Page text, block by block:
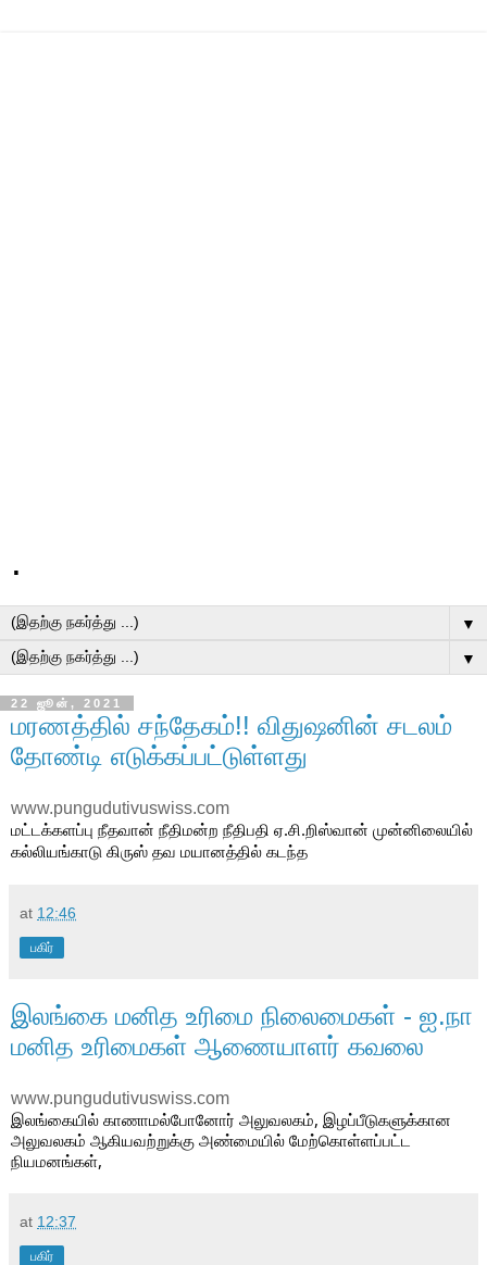
.
▼
▼
22 ஜூன், 2021
மரணத்தில் சந்தேகம்!! விதுஷனின் சடலம்
தோண்டி எடுக்கப்பட்டுள்ளது
www.pungudutivuswiss.com
மட்டக்களப்பு நீதவான் நீதிமன்ற நீதிபதி ஏ.சி.றிஸ்வான் முன்னிலையில்
கல்லியங்காடு கிருஸ் தவ மயானத்தில் கடந்த
at 12:46
பகிர்
இலங்கை மனித உரிமை நிலைமைகள் - ஐ.நா
மனித உரிமைகள் ஆணையாளர் கவலை
www.pungudutivuswiss.com
இலங்கையில் காணாமல்போனோர் அலுவலகம், இழப்பீடுகளுக்கான
அலுவலகம் ஆகியவற்றுக்கு அண்மையில் மேற்கொள்ளப்பட்ட
நியமனங்கள்,
at 12:37
பகிர்